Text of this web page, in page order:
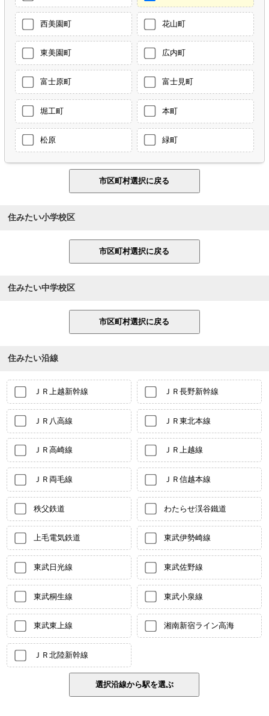
西美園町 花山町
東美園町 広内町
富士原町 富士見町
堀工町 本町
松原 緑町
住みたい小学校区
住みたい中学校区
住みたい沿線
ＪＲ上越新幹線 ＪＲ長野新幹線
ＪＲ八高線 ＪＲ東北本線
ＪＲ高崎線 ＪＲ上越線
ＪＲ両毛線 ＪＲ信越本線
秩父鉄道 わたらせ渓谷鐵道
上毛電気鉄道 東武伊勢崎線
東武日光線 東武佐野線
東武桐生線 東武小泉線
東武東上線 湘南新宿ライン高海
ＪＲ北陸新幹線